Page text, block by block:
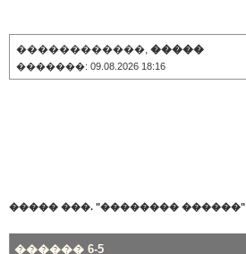
������������, �����
�������: 09.08.2026 18:16
����� ���. "�������� ������"
������ 6-5